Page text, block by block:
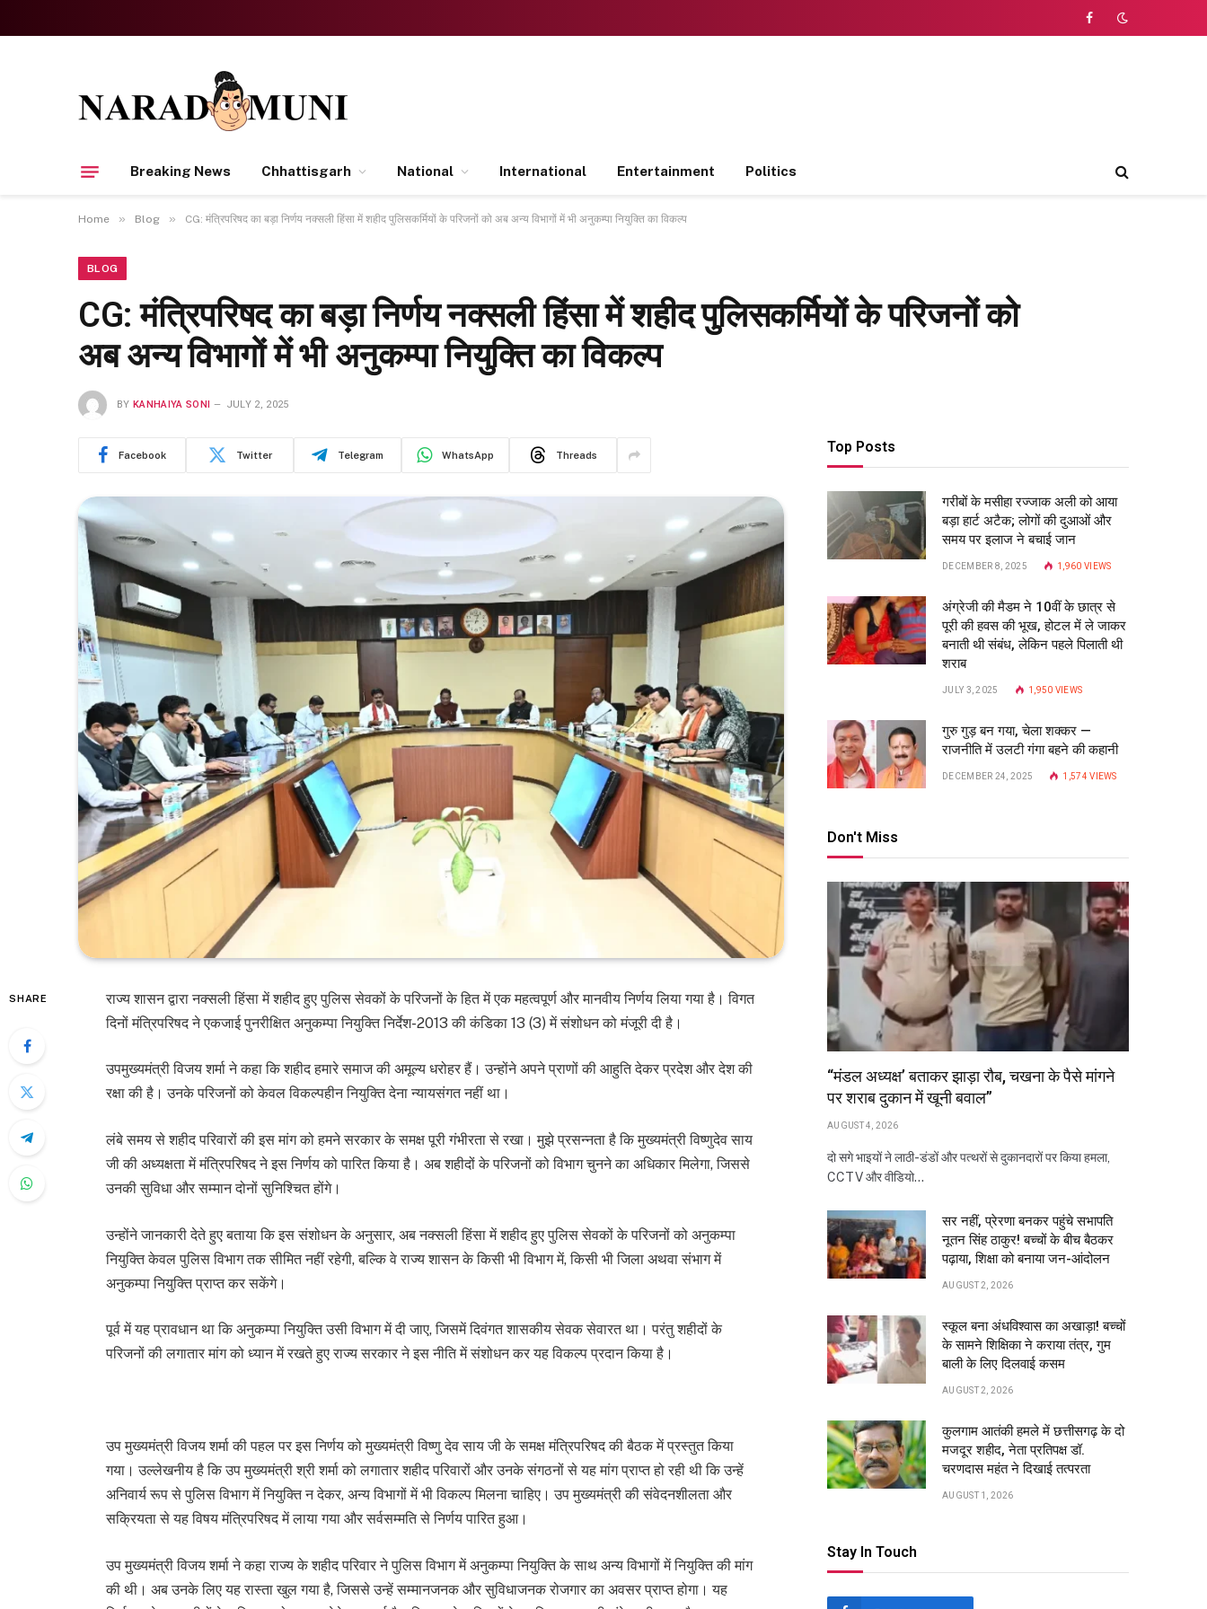
Facebook
Breaking News Chhattisgarh National International Entertainment Politics
Home » Blog » CG: मंत्रिपरिषद का बड़ा निर्णय नक्सली हिंसा में शहीद पुलिसकर्मियों के परिजनों को अब अन्य विभागों में भी अनुकम्पा नियुक्ति का विकल्प
BLOG
CG: मंत्रिपरिषद का बड़ा निर्णय नक्सली हिंसा में शहीद पुलिसकर्मियों के परिजनों को
अब अन्य विभागों में भी अनुकम्पा नियुक्ति का विकल्प
BY KANHAIYA SONI JULY 2, 2025
Facebook Twitter Telegram WhatsApp Threads
SHARE
राज्य शासन द्वारा नक्सली हिंसा में शहीद हुए पुलिस सेवकों के परिजनों के हित में एक महत्वपूर्ण और मानवीय निर्णय लिया गया है। विगत
दिनों मंत्रिपरिषद ने एकजाई पुनरीक्षित अनुकम्पा नियुक्ति निर्देश-2013 की कंडिका 13 (3) में संशोधन को मंजूरी दी है।
उपमुख्यमंत्री विजय शर्मा ने कहा कि शहीद हमारे समाज की अमूल्य धरोहर हैं। उन्होंने अपने प्राणों की आहुति देकर प्रदेश और देश की
रक्षा की है। उनके परिजनों को केवल विकल्पहीन नियुक्ति देना न्यायसंगत नहीं था।
लंबे समय से शहीद परिवारों की इस मांग को हमने सरकार के समक्ष पूरी गंभीरता से रखा। मुझे प्रसन्नता है कि मुख्यमंत्री विष्णुदेव साय
जी की अध्यक्षता में मंत्रिपरिषद ने इस निर्णय को पारित किया है। अब शहीदों के परिजनों को विभाग चुनने का अधिकार मिलेगा, जिससे
उनकी सुविधा और सम्मान दोनों सुनिश्चित होंगे।
उन्होंने जानकारी देते हुए बताया कि इस संशोधन के अनुसार, अब नक्सली हिंसा में शहीद हुए पुलिस सेवकों के परिजनों को अनुकम्पा
नियुक्ति केवल पुलिस विभाग तक सीमित नहीं रहेगी, बल्कि वे राज्य शासन के किसी भी विभाग में, किसी भी जिला अथवा संभाग में
अनुकम्पा नियुक्ति प्राप्त कर सकेंगे।
पूर्व में यह प्रावधान था कि अनुकम्पा नियुक्ति उसी विभाग में दी जाए, जिसमें दिवंगत शासकीय सेवक सेवारत था। परंतु शहीदों के
परिजनों की लगातार मांग को ध्यान में रखते हुए राज्य सरकार ने इस नीति में संशोधन कर यह विकल्प प्रदान किया है।
उप मुख्यमंत्री विजय शर्मा की पहल पर इस निर्णय को मुख्यमंत्री विष्णु देव साय जी के समक्ष मंत्रिपरिषद की बैठक में प्रस्तुत किया
गया। उल्लेखनीय है कि उप मुख्यमंत्री श्री शर्मा को लगातार शहीद परिवारों और उनके संगठनों से यह मांग प्राप्त हो रही थी कि उन्हें
अनिवार्य रूप से पुलिस विभाग में नियुक्ति न देकर, अन्य विभागों में भी विकल्प मिलना चाहिए। उप मुख्यमंत्री की संवेदनशीलता और
सक्रियता से यह विषय मंत्रिपरिषद में लाया गया और सर्वसम्मति से निर्णय पारित हुआ।
उप मुख्यमंत्री विजय शर्मा ने कहा राज्य के शहीद परिवार ने पुलिस विभाग में अनुकम्पा नियुक्ति के साथ अन्य विभागों में नियुक्ति की मांग
की थी। अब उनके लिए यह रास्ता खुल गया है, जिससे उन्हें सम्मानजनक और सुविधाजनक रोजगार का अवसर प्राप्त होगा। यह
Top Posts
गरीबों के मसीहा रज्‍जाक अली को आया
बड़ा हार्ट अटैक; लोगों की दुआओं और
समय पर इलाज ने बचाई जान
DECEMBER 8, 2025 1,960 VIEWS
अंग्रेजी की मैडम ने 10वीं के छात्र से
पूरी की हवस की भूख, होटल में ले जाकर
बनाती थी संबंध, लेकिन पहले पिलाती थी
शराब
JULY 3, 2025 1,950 VIEWS
गुरु गुड़ बन गया, चेला शक्कर —
राजनीति में उलटी गंगा बहने की कहानी
DECEMBER 24, 2025 1,574VIEWS
Don't Miss
“मंडल अध्यक्ष’ बताकर झाड़ा रौब, चखना के पैसे मांगने
पर शराब दुकान में खूनी बवाल”
AUGUST 4, 2026
दो सगे भाइयों ने लाठी-डंडों और पत्थरों से दुकानदारों पर किया हमला,
CCTV और वीडियो…
सर नहीं, प्रेरणा बनकर पहुंचे सभापति
नूतन सिंह ठाकुर! बच्चों के बीच बैठकर
पढ़ाया, शिक्षा को बनाया जन-आंदोलन
AUGUST 2, 2026
स्कूल बना अंधविश्वास का अखाड़ा! बच्चों
के सामने शिक्षिका ने कराया तंत्र, गुम
बाली के लिए दिलवाई कसम
AUGUST 2, 2026
कुलगाम आतंकी हमले में छत्तीसगढ़ के दो
मजदूर शहीद, नेता प्रतिपक्ष डॉ.
चरणदास महंत ने दिखाई तत्परता
AUGUST 1, 2026
Stay In Touch